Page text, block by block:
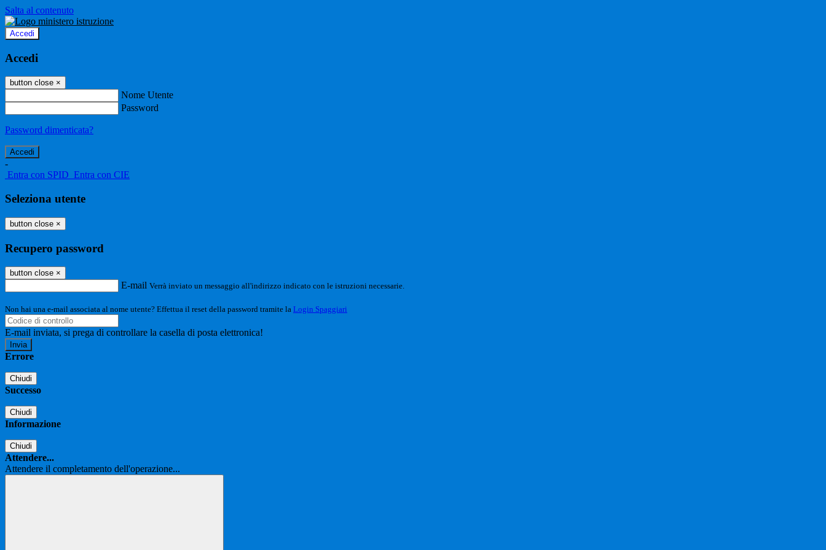
Salta al contenuto
Accedi
Accedi
button close ×
Nome Utente
Password
Password dimenticata?
-
Entra con SPID Entra con CIE
Seleziona utente
button close ×
Recupero password
button close ×
E-mail Verrà inviato un messaggio all'indirizzo indicato con le istruzioni necessarie.
Non hai una e-mail associata al nome utente? Effettua il reset della password tramite la Login Spaggiari
E-mail inviata, si prega di controllare la casella di posta elettronica!
Errore
Chiudi
Successo
Chiudi
Informazione
Chiudi
Attendere...
Attendere il completamento dell'operazione...